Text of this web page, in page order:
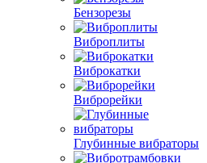
Бензорезы
Виброплиты
Виброкатки
Виброрейки
Глубинные вибраторы